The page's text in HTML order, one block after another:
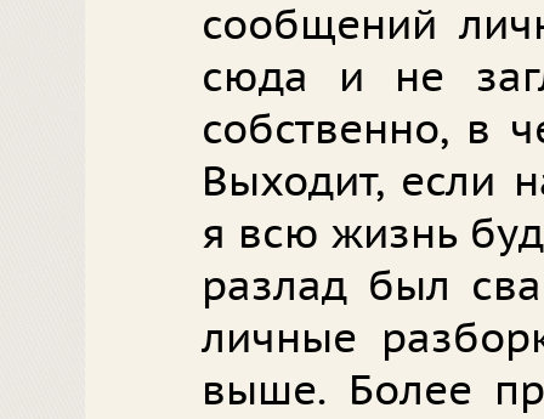
сообщений
сюда и не
собственно, в
Выходит, если
я всю жизнь
разлад был
личные
выше. Более